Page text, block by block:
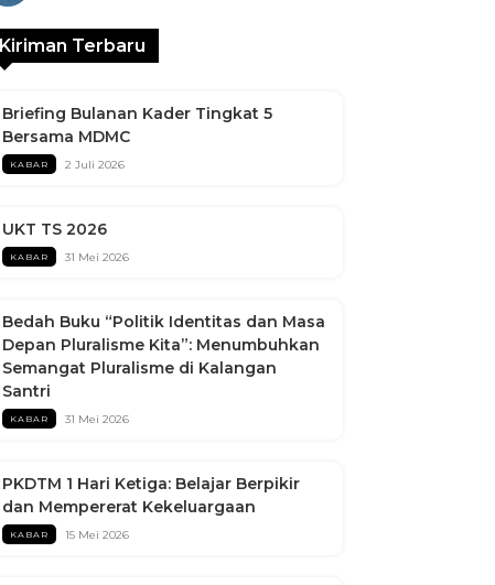
Kiriman Terbaru
Briefing Bulanan Kader Tingkat 5
Bersama MDMC
KABAR 2 Juli 2026
UKT TS 2026
KABAR 31 Mei 2026
Bedah Buku “Politik Identitas dan Masa
Depan Pluralisme Kita”: Menumbuhkan
Semangat Pluralisme di Kalangan
Santri
KABAR 31 Mei 2026
PKDTM 1 Hari Ketiga: Belajar Berpikir
dan Mempererat Kekeluargaan
KABAR 15 Mei 2026